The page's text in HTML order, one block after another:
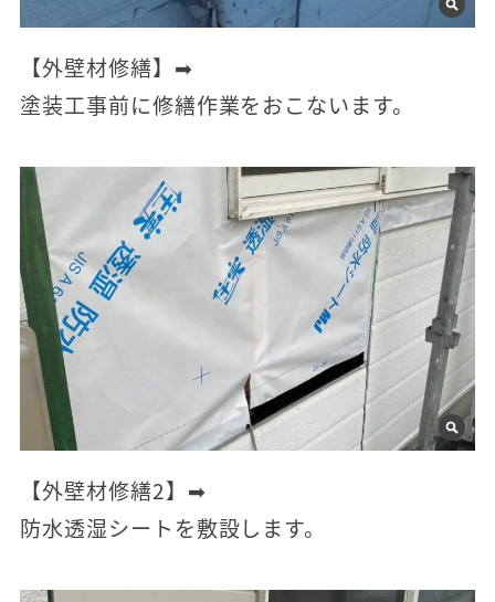
【外壁材修繕】➡
塗装工事前に修繕作業をおこないます。
【外壁材修繕2】➡
防水透湿シートを敷設します。